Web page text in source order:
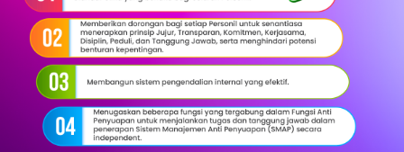
Consumer Insight Dashboard menggunakan data perilaku
pengguna mobile dan media sosial untuk menghasilkan
insight yang dapat dimanfaatkan oleh perusahaan/brand
untuk mendukung peningkatan pangsa pasar dan brand
loyalty.